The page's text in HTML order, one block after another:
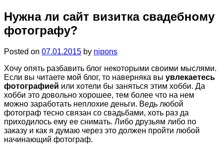
Нужна ли сайт визитка свадебному
фотографу?
Posted on 07.01.2015 by nipons
Хочу опять разбавить блог некоторыми своими мыслями.
Если вы читаете мой блог, то наверняка вы увлекаетесь
фотографией или хотели бы заняться этим хобби. Да
хобби это довольно хорошее, тем более что на нем
можно заработать неплохие деньги. Ведь любой
фотограф тесно связан со свадьбами, хоть раз да
приходилось ему ее снимать. Либо друзьям либо по
заказу и как я думаю через это должен пройти любой
начинающий фотограф.